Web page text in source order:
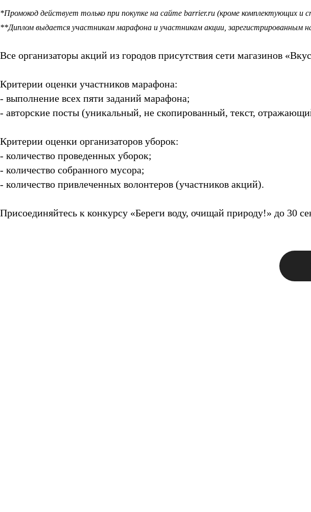
*Промокод действует только при покупке на сайте barrier.ru (кроме комплектующих и
**Диплом выдается участникам марафона и участникам акции, зарегистрированным
Все организаторы акций из городов присутствия сети магазинов
Критерии оценки участников марафона:
- выполнение всех пяти заданий марафона;
- авторские посты (уникальный, не скопированный, текст,
Критерии оценки организаторов уборок:
- количество проведенных уборок;
- количество собранного мусора;
- количество привлеченных волонтеров (участников акций).
Присоединяйтесь к конкурсу «Береги воду, очищай природу!» до 30